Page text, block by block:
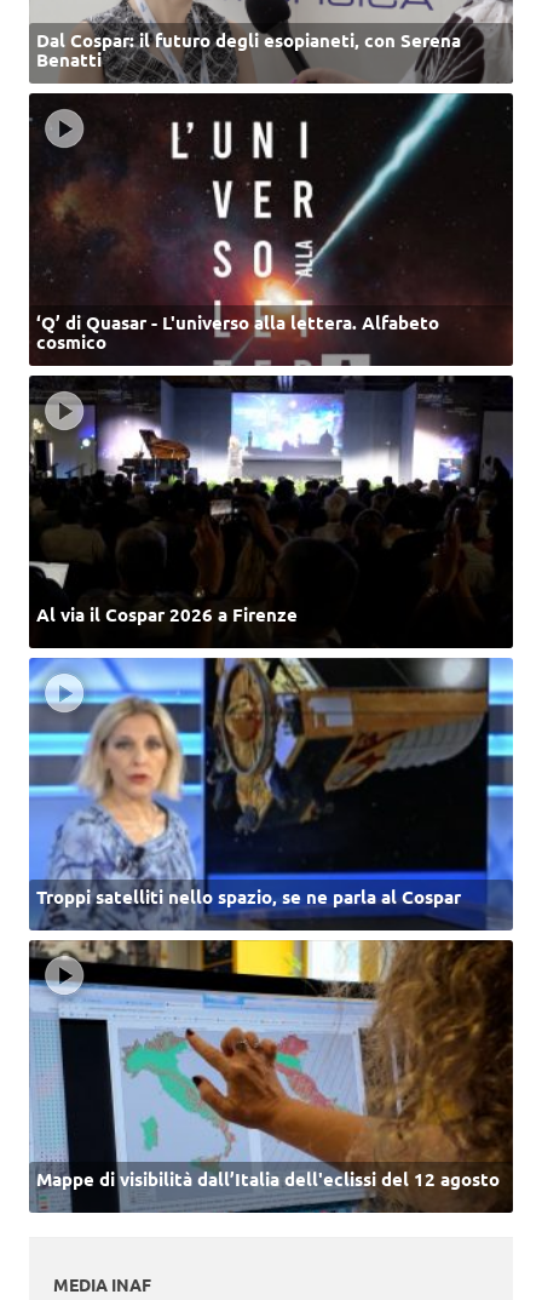
Dal Cospar: il futuro degli esopianeti, con Serena
Benatti
‘Q’ di Quasar - L'universo alla lettera. Alfabeto
cosmico
Al via il Cospar 2026 a Firenze
Troppi satelliti nello spazio, se ne parla al Cospar
Mappe di visibilità dall’Italia dell'eclissi del 12 agosto
MEDIA INAF